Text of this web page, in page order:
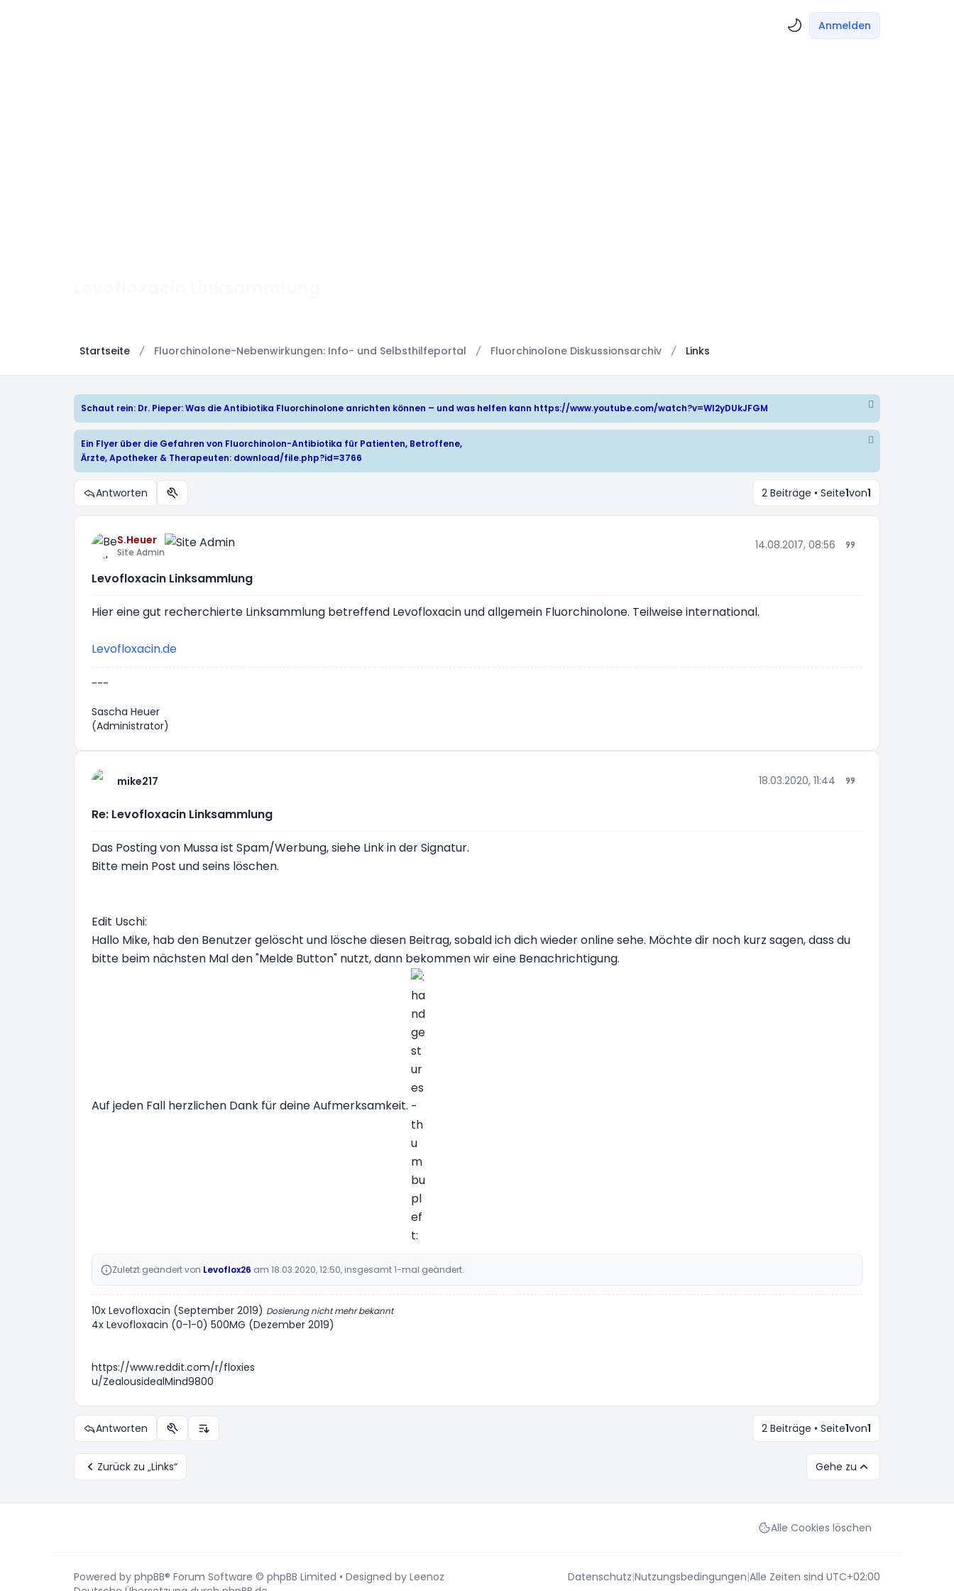
Anmelden
Startseite Fluorchinolone-Nebenwirkungen: Info- und Selbsthilfeportal Fluorchinolone Diskussionsarchiv Links
Schaut rein: Dr. Pieper: Was die Antibiotika Fluorchinolone anrichten können – und was helfen kann https://www.youtube.com/watch?v=WI2yDUkJFGM
Ein Flyer über die Gefahren von Fluorchinolon-Antibiotika für Patienten, Betroffene,
Ärzte, Apotheker & Therapeuten: download/file.php?id=3766
Antworten Themen-Optionen 2 Beiträge • Seite1von1
S.Heuer
Site Admin
14.08.2017, 08:56
Levofloxacin Linksammlung
Hier eine gut recherchierte Linksammlung betreffend Levofloxacin und allgemein Fluorchinolone. Teilweise international.
Levofloxacin.de
---
Sascha Heuer
(Administrator)
mike217 18.03.2020, 11:44
Re: Levofloxacin Linksammlung
Das Posting von Mussa ist Spam/Werbung, siehe Link in der Signatur.
Bitte mein Post und seins löschen.
Edit Uschi:
Hallo Mike, hab den Benutzer gelöscht und lösche diesen Beitrag, sobald ich dich wieder online sehe. Möchte dir noch kurz sagen, dass du
bitte beim nächsten Mal den "Melde Button" nutzt, dann bekommen wir eine Benachrichtigung.
Auf jeden Fall herzlichen Dank für deine Aufmerksamkeit.
Zuletzt geändert von Levoflox26 am 18.03.2020, 12:50, insgesamt 1-mal geändert.
10x Levofloxacin (September 2019) Dosierung nicht mehr bekannt
4x Levofloxacin (0-1-0) 500MG (Dezember 2019)
https://www.reddit.com/r/floxies
u/ZealousidealMind9800
Antworten Themen-Optionen
Anzeige- und Sortierungs-Einstellungen 2 Beiträge • Seite1von1
Zurück zu „Links“ Gehe zu
Alle Cookies löschen
Powered by phpBB® Forum Software © phpBB Limited • Designed by Leenoz
Datenschutz|Nutzungsbedingungen|Alle Zeiten sind UTC+02:00